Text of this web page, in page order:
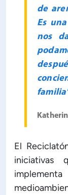
de
Es
nos
El
iniciativas